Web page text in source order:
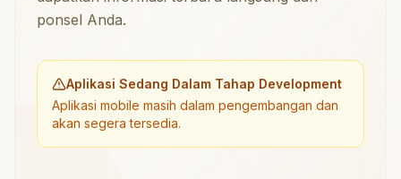
ponsel Anda.
Aplikasi Sedang Dalam Tahap Development
Aplikasi mobile masih dalam pengembangan dan
akan segera tersedia.